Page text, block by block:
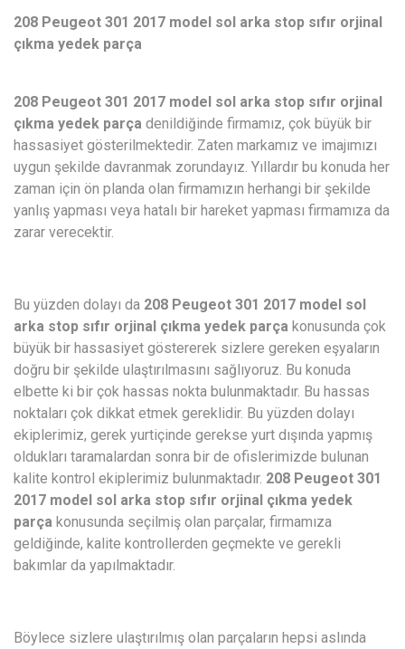
208 Peugeot 301 2017 model sol arka stop sıfır orjinal
çıkma yedek parça
208 Peugeot 301 2017 model sol arka stop sıfır orjinal
çıkma yedek parça denildiğinde firmamız, çok büyük bir
hassasiyet gösterilmektedir. Zaten markamız ve imajımızı
uygun şekilde davranmak zorundayız. Yıllardır bu konuda her
zaman için ön planda olan firmamızın herhangi bir şekilde
yanlış yapması veya hatalı bir hareket yapması firmamıza da
zarar verecektir.
Bu yüzden dolayı da 208 Peugeot 301 2017 model sol
arka stop sıfır orjinal çıkma yedek parça konusunda çok
büyük bir hassasiyet göstererek sizlere gereken eşyaların
doğru bir şekilde ulaştırılmasını sağlıyoruz. Bu konuda
elbette ki bir çok hassas nokta bulunmaktadır. Bu hassas
noktaları çok dikkat etmek gereklidir. Bu yüzden dolayı
ekiplerimiz, gerek yurtiçinde gerekse yurt dışında yapmış
oldukları taramalardan sonra bir de ofislerimizde bulunan
kalite kontrol ekiplerimiz bulunmaktadır. 208 Peugeot 301
2017 model sol arka stop sıfır orjinal çıkma yedek
parça konusunda seçilmiş olan parçalar, firmamıza
geldiğinde, kalite kontrollerden geçmekte ve gerekli
bakımlar da yapılmaktadır.
Böylece sizlere ulaştırılmış olan parçaların hepsi aslında